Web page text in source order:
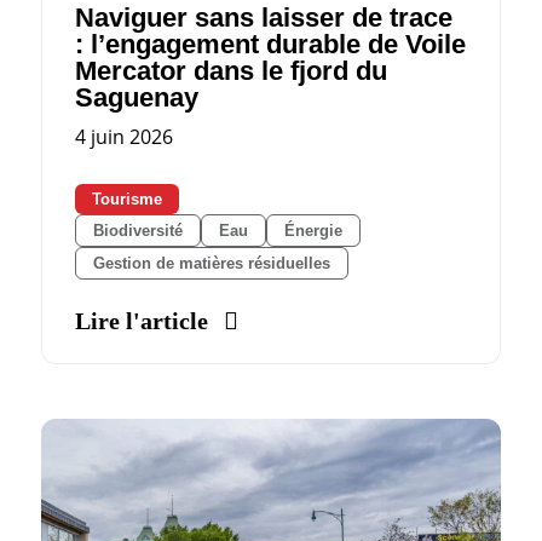
Naviguer sans laisser de trace
: l’engagement durable de Voile
Mercator dans le fjord du
Saguenay
4 juin 2026
Tourisme
Biodiversité
Eau
Énergie
Gestion de matières résiduelles
Lire l'article